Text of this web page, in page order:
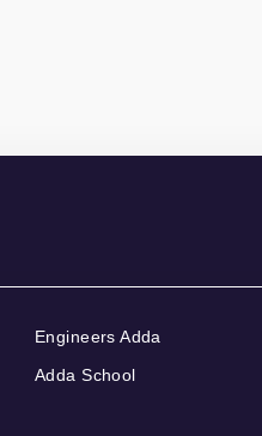
Engineers Adda
Adda School